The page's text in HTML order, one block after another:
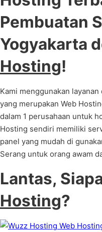
Pembuatan
Yogyakarta
Hosting!
Kami menggunakan
yang merupakan Web
dalam 1 perusahaan untuk
Hosting sendiri memiliki
panel yang mudah di
Serang untuk orang awam
Lantas,
Hosting?